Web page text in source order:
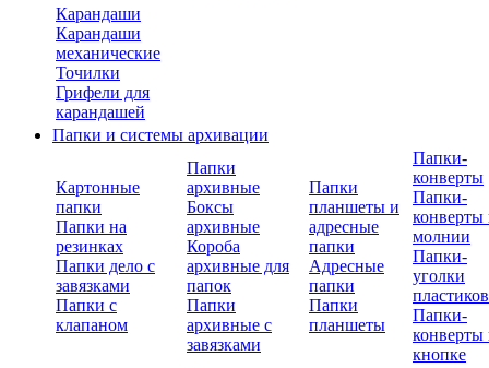
Карандаши
Карандаши
механические
Точилки
Грифели для
карандашей
Папки и системы архивации
Картонные
папки
Папки на
резинках
Папки дело с
завязками
Папки с
клапаном
Папки
архивные
Боксы
архивные
Короба
архивные для
папок
Папки
архивные с
завязками
Папки
планшеты и
адресные
папки
Адресные
папки
Папки
планшеты
Папки-
конверты
Папки-
конверты
молнии
Папки-
уголки
Папки-
конверты
кнопке